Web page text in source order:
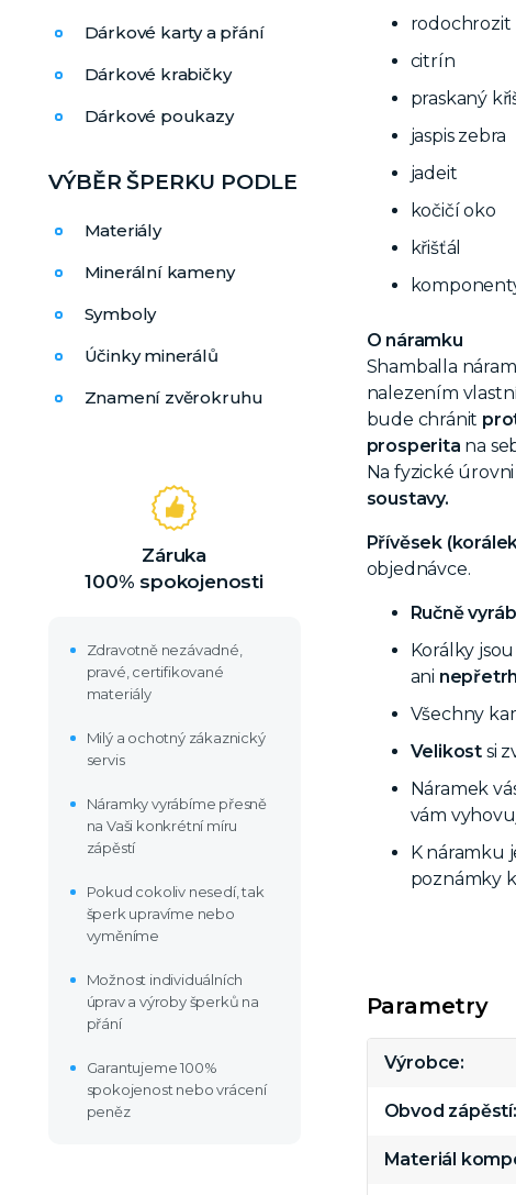
Dárkové karty a přání
Dárkové krabičky
Dárkové poukazy
VÝBĚR ŠPERKU PODLE
Materiály
Minerální kameny
Symboly
Účinky minerálů
Znamení zvěrokruhu
Záruka
100% spokojenosti
Zdravotně nezávadné,
pravé, certifikované
materiály
Milý a ochotný zákaznický
servis
Náramky vyrábíme přesně
na Vaši konkrétní míru
zápěstí
Pokud cokoliv nesedí, tak
šperk upravíme nebo
vyměníme
Možnost individuálních
úprav a výroby šperků na
přání
Garantujeme 100%
spokojenost nebo vrácení
peněz
rodochrozit
citrín
praskaný
jaspis zebra
jadeit
kočičí oko
křišťál
O náramku
Shamballa
nalezením
bude chránit
prosperita na
Na fyzické
soustavy.
Přívěsek
objednávce.
Ručně
Korálky
ani
Všechny
Velikost si
Náramek
vám
K náramku
poznámky
Parametry
Výrobce
Obvod zápěstí
Materiál